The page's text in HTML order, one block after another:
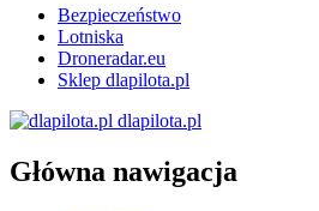
Bezpieczeństwo
Lotniska
Droneradar.eu
Sklep dlapilota.pl
dlapilota.pl
Główna nawigacja